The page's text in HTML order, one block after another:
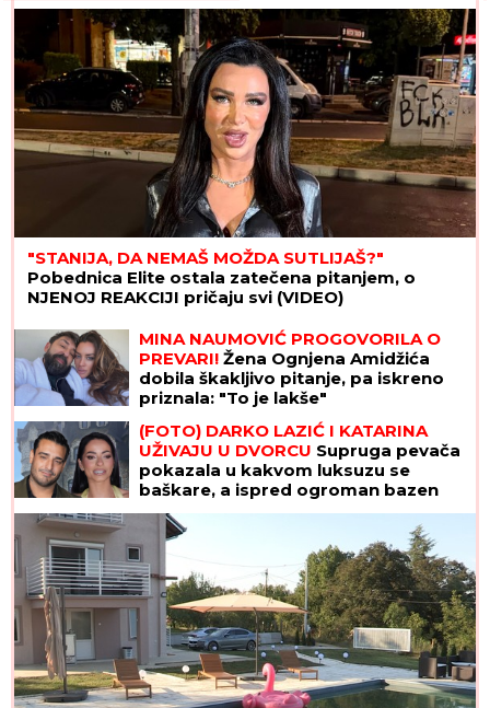
"STANIJA, DA NEMAŠ MOŽDA SUTLIJAŠ?"
Pobednica Elite ostala zatečena pitanjem, o
NJENOJ REAKCIJI pričaju svi (VIDEO)
MINA NAUMOVIĆ PROGOVORILA O
PREVARI! Žena Ognjena Amidžića
dobila škakljivo pitanje, pa iskreno
priznala: "To je lakše"
(FOTO) DARKO LAZIĆ I KATARINA
UŽIVAJU U DVORCU Supruga pevača
pokazala u kakvom luksuzu se
baškare, a ispred ogroman bazen